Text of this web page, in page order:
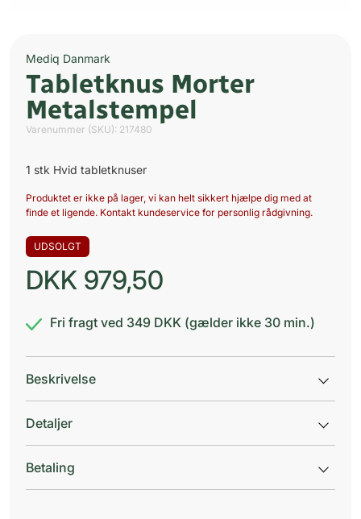
Mediq Danmark
Tabletknus Morter
Metalstempel
Varenummer (SKU): 217480
1 stk Hvid tabletknuser
Produktet er ikke på lager, vi kan helt sikkert hjælpe dig med at
finde et ligende. Kontakt kundeservice for personlig rådgivning.
UDSOLGT
DKK 979,50
Fri fragt ved 349 DKK (gælder ikke 30 min.)
Beskrivelse
Detaljer
Betaling